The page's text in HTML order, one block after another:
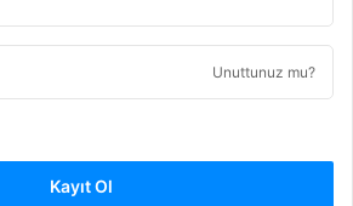
Unuttunuz mu?
Kayıt Ol